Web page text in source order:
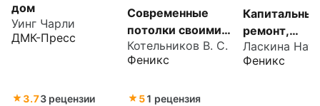
дом
Уинг Чарли
ДМК-Пресс
3.73 рецензии
Современные
потолки своими
руками
Котельников В. С.
Феникс
51 рецензия
Капитальный
ремонт,
Феникс